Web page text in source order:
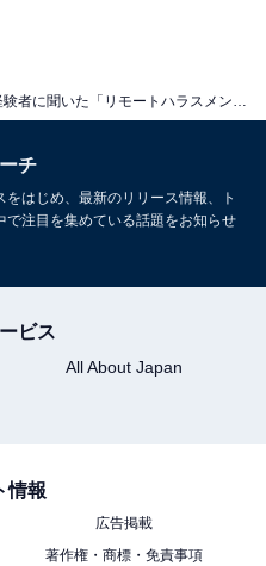
。
を見る
チ
はじめ、最新のリリース情報、ト
注目を集めている話題をお知らせ
ビス
All About Japan
情報
広告掲載
著作権・商標・免責事項